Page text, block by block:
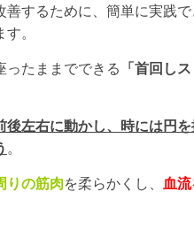
善するために、簡単に実践
。
ったままでできる 「首回し
後左右に動かし、時には円
。
りの筋肉を柔らかくし、 血